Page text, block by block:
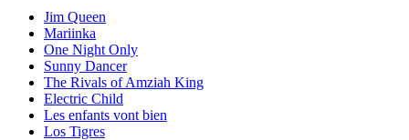
Jim Queen
Mariinka
One Night Only
Sunny Dancer
The Rivals of Amziah King
Electric Child
Les enfants vont bien
Los Tigres